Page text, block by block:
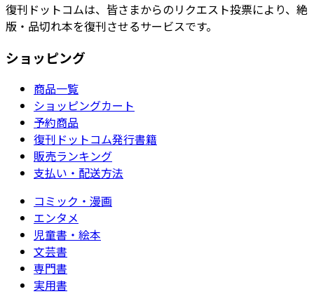
復刊ドットコムは、皆さまからのリクエスト投票により、絶
版・品切れ本を復刊させるサービスです。
ショッピング
商品一覧
ショッピングカート
予約商品
復刊ドットコム発行書籍
販売ランキング
支払い・配送方法
コミック・漫画
エンタメ
児童書・絵本
文芸書
専門書
実用書